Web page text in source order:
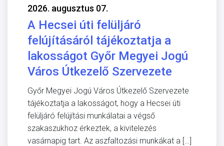
2026. augusztus 07.
A Hecsei úti felüljáró
felújításáról tájékoztatja a
lakosságot Győr Megyei Jogú
Város Útkezelő Szervezete
Győr Megyei Jogú Város Útkezelő Szervezete
tájékoztatja a lakosságot, hogy a Hecsei úti
felüljáró felújítási munkálatai a végső
szakaszukhoz érkeztek, a kivitelezés
vasárnapig tart. Az aszfaltozási munkákat a […]